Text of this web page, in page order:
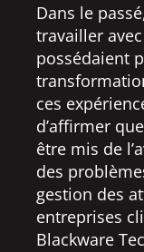
Dans le
travailler
possédaient
ces
d’affirmer
être mis de
des
gestion des
entreprises
Blackware